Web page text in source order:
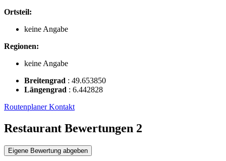
Ortsteil:
keine Angabe
Regionen:
keine Angabe
Breitengrad : 49.653850
Längengrad : 6.442828
RoutenplanerKontakt
Restaurant Bewertungen 2
Eigene Bewertung abgeben